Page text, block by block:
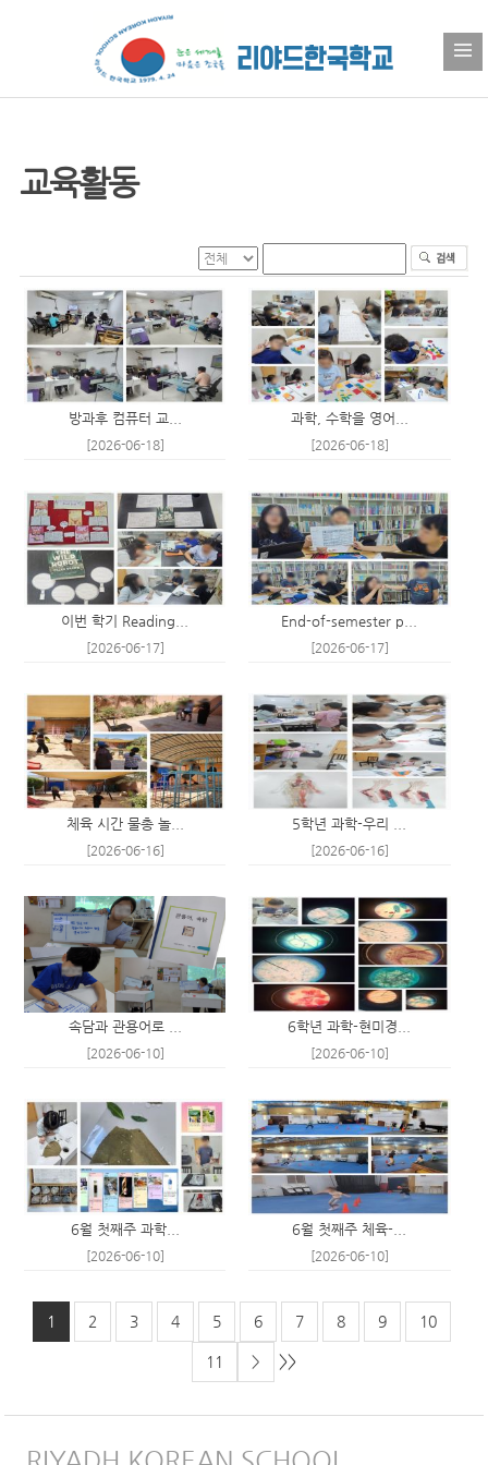
교육활동
방과후 컴퓨터 교...
[2026-06-18]
과학, 수학을 영어...
[2026-06-18]
이번 학기 Reading...
[2026-06-17]
End-of-semester p...
[2026-06-17]
체육 시간 물총 놀...
[2026-06-16]
5학년 과학-우리 ...
[2026-06-16]
속담과 관용어로 ...
[2026-06-10]
6학년 과학-현미경...
[2026-06-10]
6월 첫째주 과학...
[2026-06-10]
6월 첫째주 체육-...
[2026-06-10]
1 2 3 4 5 6 7 8 9 10
11 > >>